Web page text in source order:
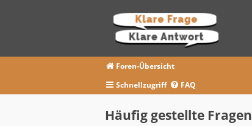
Foren-Übersicht
Schnellzugriff
FAQ
Häufig gestellte Fragen